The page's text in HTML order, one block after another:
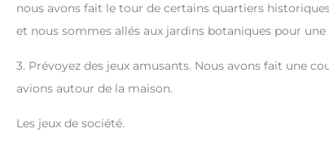
nous avons fait le tour de certains quartiers
et nous sommes allés aux jardins botaniques pour
3. Prévoyez des jeux amusants. Nous avons fait une
avions autour de la maison.
Les jeux de société.